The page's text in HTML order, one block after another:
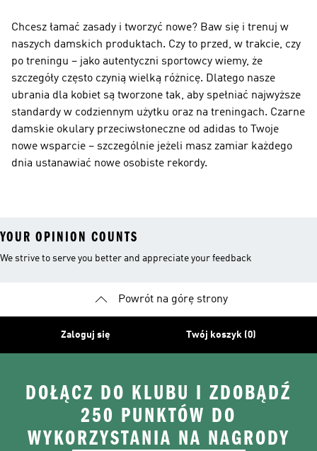
Chcesz łamać zasady i tworzyć nowe? Baw się i trenuj w
naszych damskich produktach. Czy to przed, w trakcie, czy
po treningu – jako autentyczni sportowcy wiemy, że
szczegóły często czynią wielką różnicę. Dlatego nasze
ubrania dla kobiet są tworzone tak, aby spełniać najwyższe
standardy w codziennym użytku oraz na treningach. Czarne
damskie okulary przeciwsłoneczne od adidas to Twoje
nowe wsparcie – szczególnie jeżeli masz zamiar każdego
dnia ustanawiać nowe osobiste rekordy.
YOUR OPINION COUNTS
We strive to serve you better and appreciate your feedback
Powrót na górę strony
Zaloguj się Twój koszyk (0)
DOŁĄCZ DO KLUBU I ZDOBĄDŹ
250 PUNKTÓW DO
WYKORZYSTANIA NA NAGRODY